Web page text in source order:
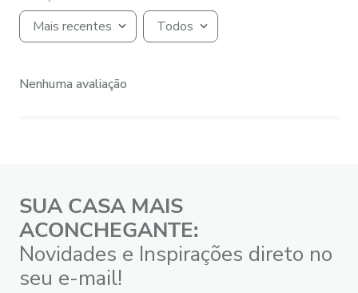
Mais recentes Todos
Nenhuma avaliação
SUA CASA MAIS
ACONCHEGANTE:
Novidades e Inspirações direto no
seu e-mail!